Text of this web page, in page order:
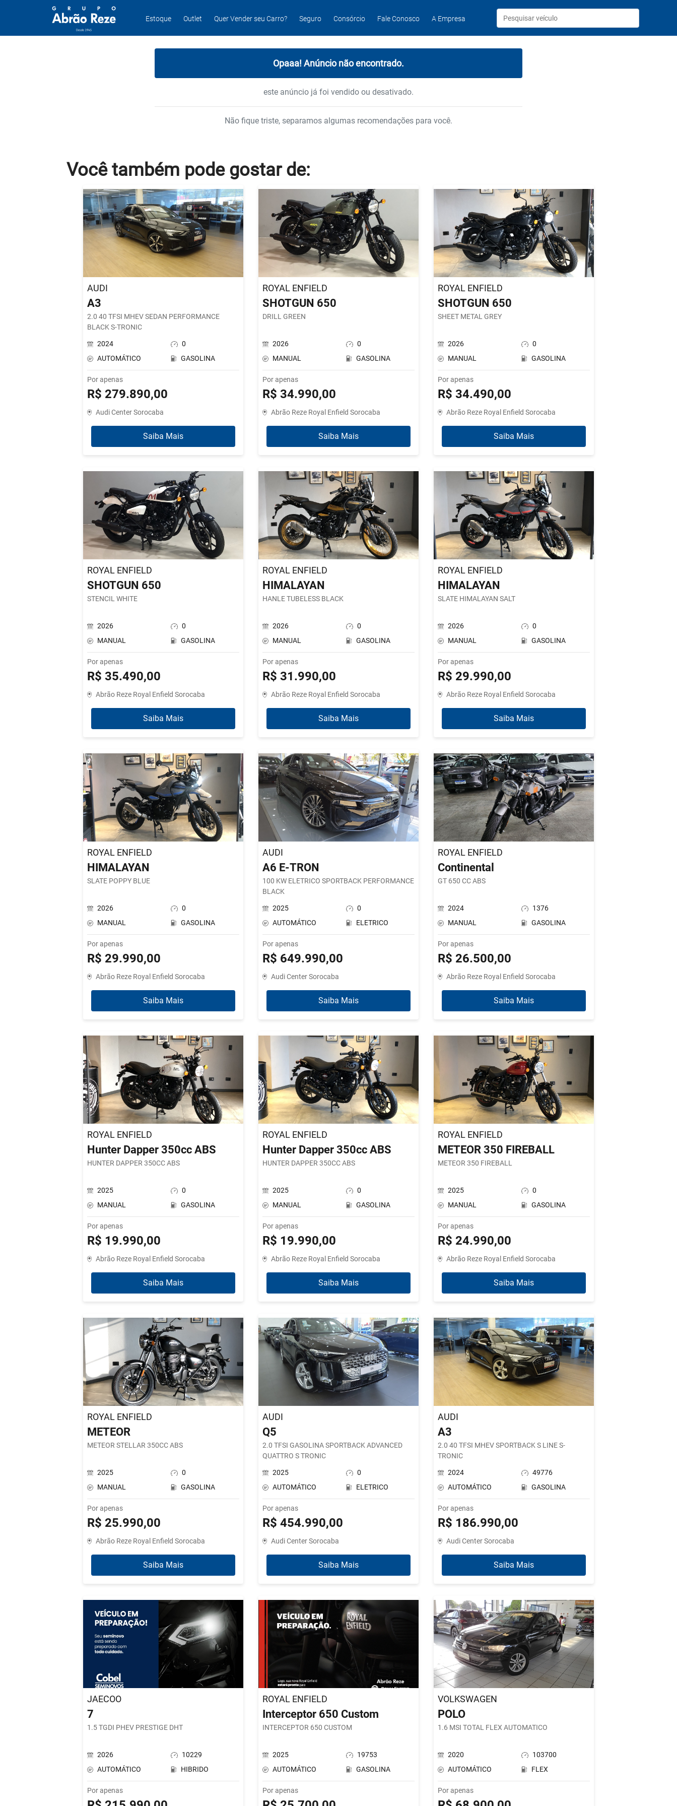
Estoque Outlet Quer Vender seu Carro? Seguro Consórcio Fale Conosco A Empresa
Opaaa! Anúncio não encontrado.
este anúncio já foi vendido ou desativado.
Não fique triste, separamos algumas recomendações para você.
Você também pode gostarde:
AUDI
A3
2.0 40 TFSI MHEV SEDAN PERFORMANCE
BLACK S-TRONIC
2024
0
AUTOMÁTICO
GASOLINA
Por apenas
R$ 279.890,00
Audi Center Sorocaba
Saiba Mais
ROYAL ENFIELD
SHOTGUN 650
DRILL GREEN
2026
0
MANUAL
GASOLINA
Por apenas
R$ 34.990,00
Abrão Reze Royal Enfield Sorocaba
Saiba Mais
ROYAL ENFIELD
SHOTGUN 650
SHEET METAL GREY
2026
0
MANUAL
GASOLINA
Por apenas
R$ 34.490,00
Abrão Reze Royal Enfield Sorocaba
Saiba Mais
ROYAL ENFIELD
SHOTGUN 650
STENCIL WHITE
2026
0
MANUAL
GASOLINA
Por apenas
R$ 35.490,00
Abrão Reze Royal Enfield Sorocaba
Saiba Mais
ROYAL ENFIELD
HIMALAYAN
HANLE TUBELESS BLACK
2026
0
MANUAL
GASOLINA
Por apenas
R$ 31.990,00
Abrão Reze Royal Enfield Sorocaba
Saiba Mais
ROYAL ENFIELD
HIMALAYAN
SLATE HIMALAYAN SALT
2026
0
MANUAL
GASOLINA
Por apenas
R$ 29.990,00
Abrão Reze Royal Enfield Sorocaba
Saiba Mais
ROYAL ENFIELD
HIMALAYAN
SLATE POPPY BLUE
2026
0
MANUAL
GASOLINA
Por apenas
R$ 29.990,00
Abrão Reze Royal Enfield Sorocaba
Saiba Mais
AUDI
A6 E-TRON
100 KW ELETRICO SPORTBACK PERFORMANCE
BLACK
2025
0
AUTOMÁTICO
ELETRICO
Por apenas
R$ 649.990,00
Audi Center Sorocaba
Saiba Mais
ROYAL ENFIELD
Continental
GT 650 CC ABS
2024
1376
MANUAL
GASOLINA
Por apenas
R$ 26.500,00
Abrão Reze Royal Enfield Sorocaba
Saiba Mais
ROYAL ENFIELD
Hunter Dapper 350cc ABS
HUNTER DAPPER 350CC ABS
2025
0
MANUAL
GASOLINA
Por apenas
R$ 19.990,00
Abrão Reze Royal Enfield Sorocaba
Saiba Mais
ROYAL ENFIELD
Hunter Dapper 350cc ABS
HUNTER DAPPER 350CC ABS
2025
0
MANUAL
GASOLINA
Por apenas
R$ 19.990,00
Abrão Reze Royal Enfield Sorocaba
Saiba Mais
ROYAL ENFIELD
METEOR 350 FIREBALL
METEOR 350 FIREBALL
2025
0
MANUAL
GASOLINA
Por apenas
R$ 24.990,00
Abrão Reze Royal Enfield Sorocaba
Saiba Mais
ROYAL ENFIELD
METEOR
METEOR STELLAR 350CC ABS
2025
0
MANUAL
GASOLINA
Por apenas
R$ 25.990,00
Abrão Reze Royal Enfield Sorocaba
Saiba Mais
AUDI
Q5
2.0 TFSI GASOLINA SPORTBACK ADVANCED
QUATTRO S TRONIC
2025
0
AUTOMÁTICO
ELETRICO
Por apenas
R$ 454.990,00
Audi Center Sorocaba
Saiba Mais
AUDI
A3
2.0 40 TFSI MHEV SPORTBACK S LINE S-
TRONIC
2024
49776
AUTOMÁTICO
GASOLINA
Por apenas
R$ 186.990,00
Audi Center Sorocaba
Saiba Mais
JAECOO
7
1.5 TGDI PHEV PRESTIGE DHT
2026
10229
AUTOMÁTICO
HIBRIDO
Por apenas
ROYAL ENFIELD
Interceptor 650 Custom
INTERCEPTOR 650 CUSTOM
2025
19753
AUTOMÁTICO
GASOLINA
Por apenas
VOLKSWAGEN
POLO
1.6 MSI TOTAL FLEX AUTOMATICO
2020
103700
AUTOMÁTICO
FLEX
Por apenas